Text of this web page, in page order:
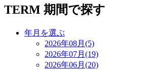
TERM 期間で探す
年月を選ぶ
2026年08月(5)
2026年07月(19)
2026年06月(20)